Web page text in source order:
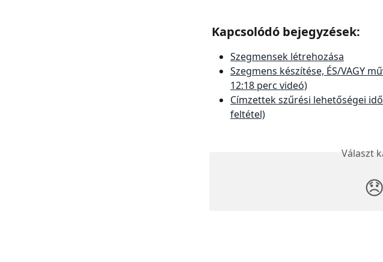
Kapcsolódó bejegyzések:
Szegmensek létrehozása
Szegmens készítése, ÉS/VAGY
12:18 perc videó)
Címzettek szűrési lehetőségei
feltétel)
Választ
😞